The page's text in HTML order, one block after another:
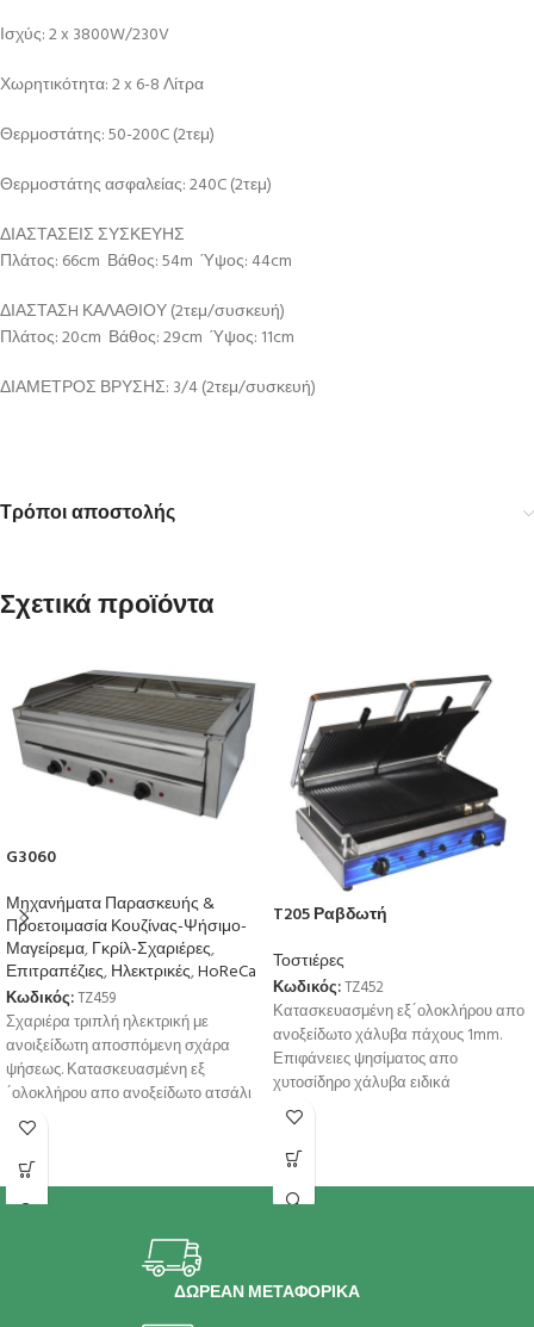
Ισχύς: 2 x 3800W/230V
Χωρητικότητα: 2 x 6-8 Λίτρα
Θερμοστάτης: 50-200C (2τεμ)
Θερμοστάτης ασφαλείας: 240C (2τεμ)
ΔΙΑΣΤΑΣΕΙΣ ΣΥΣΚΕΥΗΣ
Πλάτος: 66cm Βάθος: 54m Ύψος: 44cm
ΔΙΑΣΤΑΣH ΚΑΛΑΘΙΟΥ (2τεμ/συσκευή)
Πλάτος: 20cm Βάθος: 29cm Ύψος: 11cm
ΔΙΑΜΕΤΡΟΣ ΒΡΥΣΗΣ: 3/4 (2τεμ/συσκευή)
Τρόποι αποστολής
Σχετικά προϊόντα
G3060
Μηχανήματα Παρασκευής &
Προετοιμασία Κουζίνας-Ψήσιμο-
Μαγείρεμα,Γκρίλ-Σχαριέρες,
Επιτραπέζιες,Ηλεκτρικές,HoReCa
Κωδικός:TZ459
Σχαριέρα τριπλή ηλεκτρική με
ανοιξείδωτη αποσπόμενη σχάρα
ψήσεως. Κατασκευασμένη εξ
´ολοκλήρου απο ανοξείδωτο ατσάλι
1mm AISI304. Mε τρείς ρυθμιστή
ενέργειας για
T205 Ραβδωτή
Τοστιέρες
Κωδικός:TZ452
Κατασκευασμένη εξ´ολοκλήρου απο
ανοξείδωτο χάλυβα πάχους 1mm.
Επιφάνειες ψησίματος απο
χυτοσίδηρο χάλυβα ειδικά
επεξεργασμένο για μεγαλύτερη
αντοχή και καλύτερο ψήσιμο.
ΔΩΡΕΑΝ ΜΕΤΑΦΟΡΙΚΑ